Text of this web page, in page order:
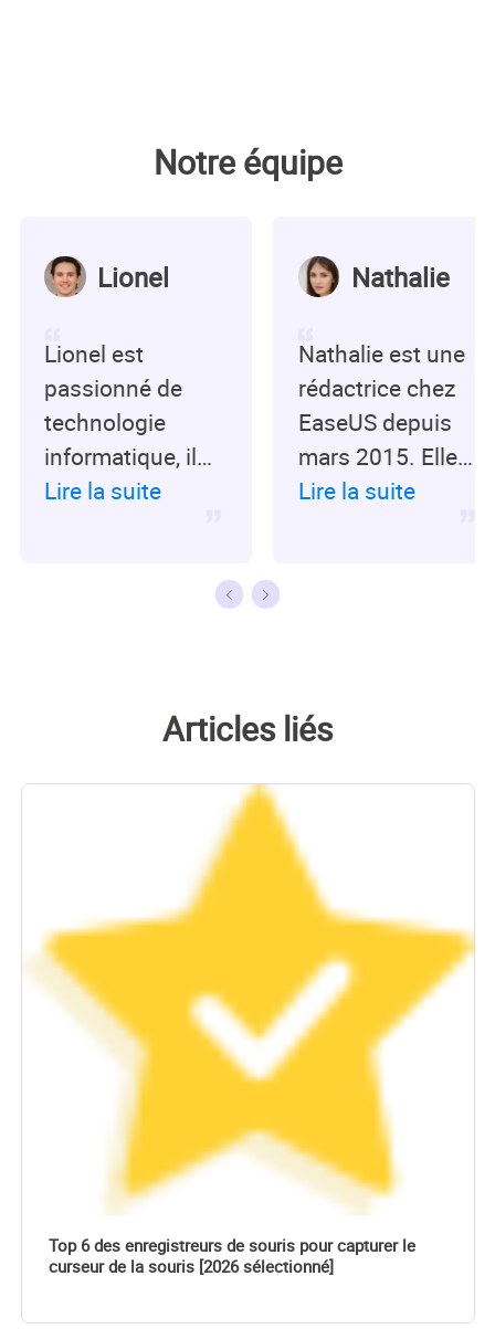
Notre équipe
Lionel
Lionel est
passionné de
technologie
informatique, il
fait partie de
spécialisé dans le
Lire la suite
Nathalie
Nathalie est une
rédactrice chez
EaseUS depuis
mars 2015. Elle
est passionée
aime aussi faire
propositions
d'articles à elle
soumettre, vous
pouvez lui
contacter par
Facebook ou
Twitter, à
bientôt!…
Lire la suite
Articles liés
Top 6 des enregistreurs de souris pour capturer le
curseur de la souris [2026 sélectionné]